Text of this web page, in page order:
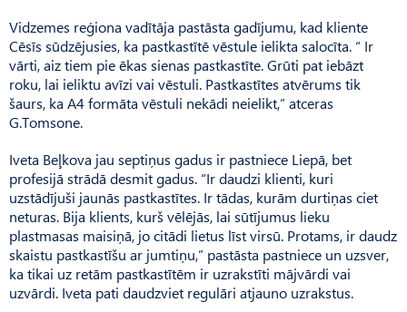
Vidzemes reģiona vadītāja pastāsta gadījumu, kad kliente
Cēsīs sūdzējusies, ka pastkastītē vēstule ielikta salocīta. “ Ir
vārti, aiz tiem pie ēkas sienas pastkastīte. Grūti pat iebāzt
roku, lai ieliktu avīzi vai vēstuli. Pastkastītes atvērums tik
šaurs, ka A4 formāta vēstuli nekādi neielikt,” atceras
G.Tomsone.
Iveta Beļkova jau septiņus gadus ir pastniece Liepā, bet
profesijā strādā desmit gadus. “Ir daudzi klienti, kuri
uzstādījuši jaunās pastkastītes. Ir tādas, kurām durtiņas ciet
neturas. Bija klients, kurš vēlējās, lai sūtījumus lieku
plastmasas maisiņā, jo citādi lietus līst virsū. Protams, ir daudz
skaistu pastkastīšu ar jumtiņu,” pastāsta pastniece un uzsver,
ka tikai uz retām pastkastītēm ir uzrakstīti mājvārdi vai
uzvārdi. Iveta pati daudzviet regulāri atjauno uzrakstus.